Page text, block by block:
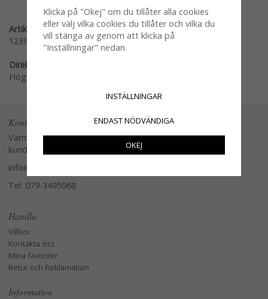
Artikelnummer:
1239-20
Direktlänk:
Högerklicka och kopiera adressen
Kontakta oss
Varmt välkommen att kontakta vår
kundtjänst.
info@glasverandan.se
Tel: 079-3495968
Handla
Villkor
Kontakta oss
Mina favoriter
Retur och Reklamation
Information
Klicka på "Okej" om du tillåter alla cookies
eller välj vilka cookies du tillåter och vilka du
vill stänga av genom att klicka på
"Inställningar" nedan.
INSTÄLLNINGAR
ENDAST NÖDVÄNDIGA
OKEJ